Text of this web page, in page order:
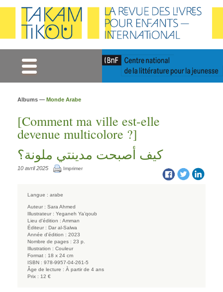
Albums — Monde Arabe
[Comment ma ville est-elle
devenue multicolore ?]
كيف أصبحت مدينتي ملونة؟
10 avril 2025 Imprimer
Langue : arabe
Auteur : Sara Ahmed
Illustrateur : Yeganeh Ya’qoub
Lieu d'édition : Amman
Éditeur : Dar al-Salwa
Année d'édition : 2023
Nombre de pages : 23 p.
Illustration : Couleur
Format : 18 x 24 cm
ISBN : 978-9957-04-261-5
Âge de lecture : À partir de 4 ans
Prix : 12 €